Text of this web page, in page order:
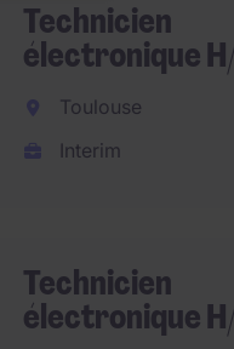
Technicien
électronique
Toulouse
Interim
Technicien
électronique